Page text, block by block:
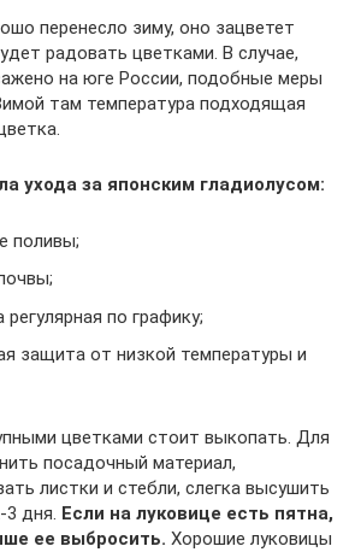
перенесло зиму, оно зацветет
радовать цветками. В случае,
на юге России, подобные меры
там температура подходящая
ухода за японским гладиолусом:
поливы;
по графику;
защита от низкой температуры и
цветками стоит выкопать. Для
посадочный материал,
листки и стебли, слегка высушить
3 дня. Если на луковице есть пятна,
ее выбросить. Хорошие луковицы